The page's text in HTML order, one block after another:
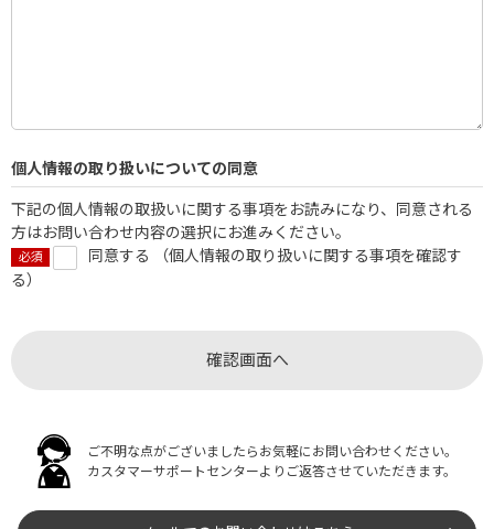
個人情報の取り扱いについての同意
下記の個人情報の取扱いに関する事項をお読みになり、同意される
方はお問い合わせ内容の選択にお進みください。
同意する （個人情報の取り扱いに関する事項を確認す
る）
ご不明な点がございましたらお気軽にお問い合わせください。
カスタマーサポートセンターよりご返答させていただきます。